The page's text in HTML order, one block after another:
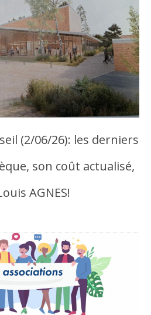
(2/06/26): les derniers
son coût actualisé,
AGNES!